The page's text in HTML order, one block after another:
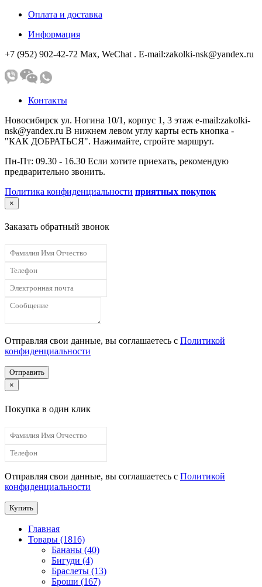
Оплата и доставка
Информация
+7 (952) 902-42-72 Мах, WeChat . E-mail:zakolki-nsk@yandex.ru
Контакты
Новосибирск ул. Ногина 10/1, корпус 1, 3 этаж e-mail:zakolki-
nsk@yandex.ru В нижнем левом углу карты есть кнопка -
"КАК ДОБРАТЬСЯ". Нажимайте, стройте маршрут.
Пн-Пт: 09.30 - 16.30 Если хотите приехать, рекомендую
предварительно звонить.
Политика конфиденциальности приятных покупок
×
Заказать обратный звонок
Отправляя свои данные, вы соглашаетесь с Политикой
конфиденциальности
Отправить
×
Покупка в один клик
Отправляя свои данные, вы соглашаетесь с Политикой
конфиденциальности
Купить
Главная
Товары (1816)
Бананы (40)
Бигуди (4)
Браслеты (13)
Броши (167)